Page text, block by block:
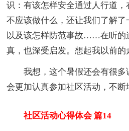
识：有该怎样安全通过人行道，
不应该做什么，还让我们了解了
以及该怎样防范事故……在听的
真，也深受启发。想起我以前
我想，这个暑假还会有很多
会更加认真参加社区活动，不断
社区活动心得体会 篇14